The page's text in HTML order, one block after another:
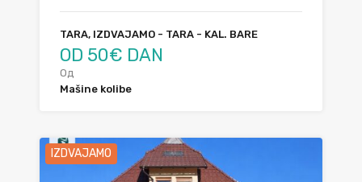
TARA, IZDVAJAMO - TARA - KAL. BARE
OD 50€ DAN
Од
Mašine kolibe
IZDVAJAMO